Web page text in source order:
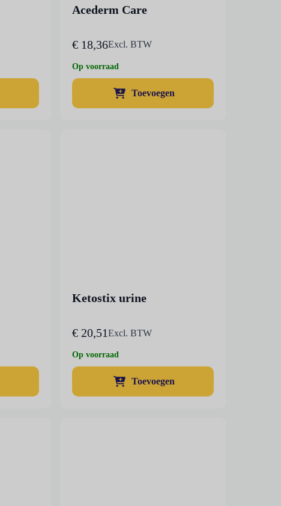
Acederm Care
€ 18,36Excl. BTW
Op voorraad
Toevoegen
Ketostix urine
€ 20,51Excl. BTW
Op voorraad
Toevoegen